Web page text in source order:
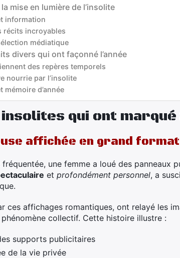
mise en lumière de l’insolite
information
récits incroyables
médiatique
divers qui ont façonné l’année
des repères temporels
nourrie par l’insolite
mémoire d’année
qui ont marqué
affichée en grand format
une femme a loué des panneaux
et profondément personnel, a
ces affichages romantiques, ont relayé les
collectif. Cette histoire illustre :
supports publicitaires
de la vie privée